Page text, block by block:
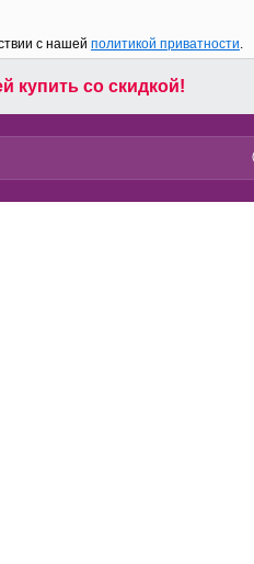
с нашей политикой приватности.
купить со скидкой!